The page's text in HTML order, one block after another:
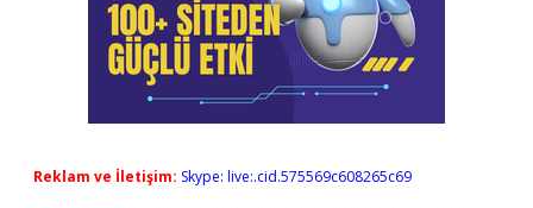
Reklam ve İletişim: Skype: live:.cid.575569c608265c69